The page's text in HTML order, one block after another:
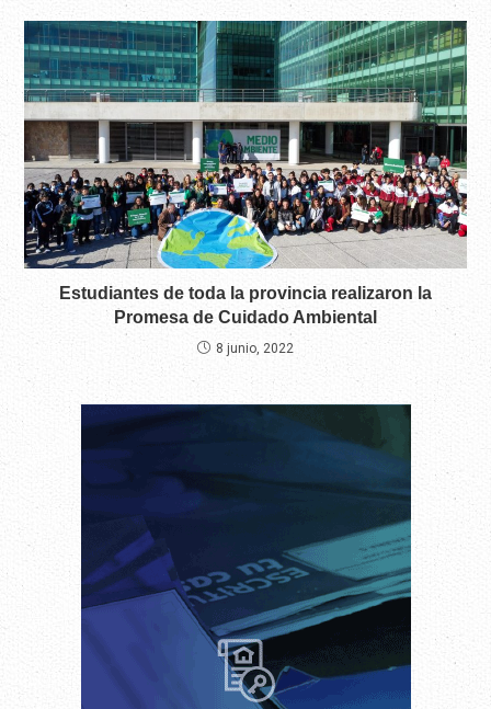
Estudiantes de toda la provincia realizaron la
Promesa de Cuidado Ambiental
8 junio, 2022